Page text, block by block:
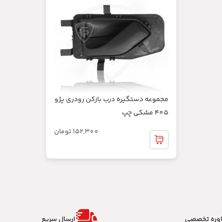
مجموعه دستگیره درب بازکن رودری پژو
405 مشکی چپ
152,300 تومان
تخصصی
ارسال سریع